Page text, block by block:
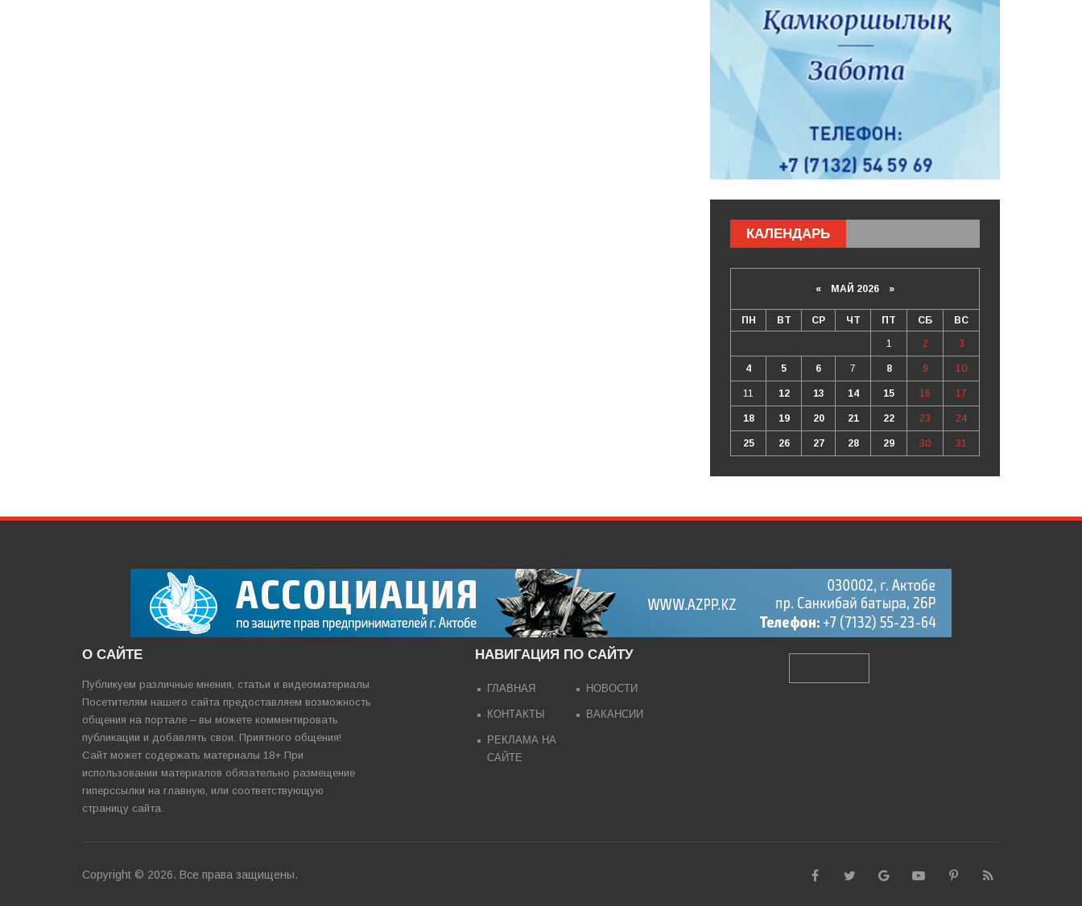
КАЛЕНДАРЬ
« МАЙ 2026 »
ПН ВТ СР ЧТ ПТ СБ ВС
1 2 3
4 5 6 7 8 9 10
11 12 13 14 15 16 17
18 19 20 21 22 23 24
25 26 27 28 29 30 31
О САЙТЕ
Публикуем различные мнения, статьи и видеоматериалы.
Посетителям нашего сайта предоставляем возможность
общения на портале – вы можете комментировать
публикации и добавлять свои. Приятного общения!
Сайт может содержать материалы 18+ При
использовании материалов обязательно размещение
гиперссылки на главную, или соответствующую
страницу сайта.
НАВИГАЦИЯ ПО САЙТУ
ГЛАВНАЯ НОВОСТИ
КОНТАКТЫ ВАКАНСИИ
РЕКЛАМА НА
САЙТЕ
Copyright © 2026. Все права защищены.